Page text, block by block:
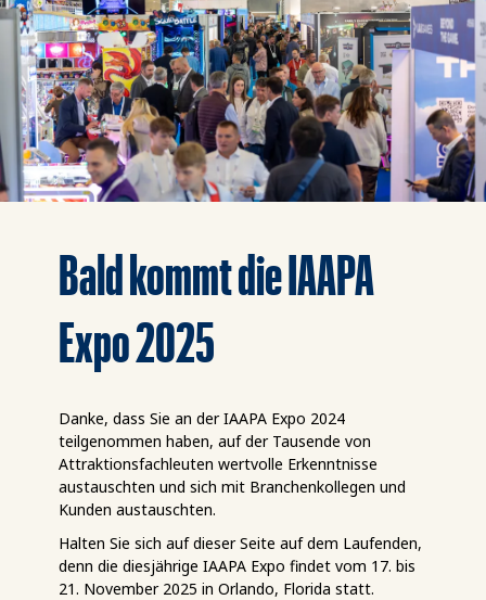
Bald kommt die IAAPA
Expo 2025
Danke, dass Sie an der IAAPA Expo 2024
teilgenommen haben, auf der Tausende von
Attraktionsfachleuten wertvolle Erkenntnisse
austauschten und sich mit Branchenkollegen und
Kunden austauschten.
Halten Sie sich auf dieser Seite auf dem Laufenden,
denn die diesjährige IAAPA Expo findet vom 17. bis
21. November 2025 in Orlando, Florida statt.